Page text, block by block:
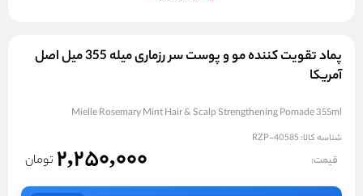
پماد تقویت کننده مو و پوست سر رزماری میله 355 میل اصل
آمریکا
Mielle Rosemary Mint Hair & Scalp Strengthening Pomade 355ml
شناسه کالا: RZP-40585
قیمت: 2,250,000 تومان